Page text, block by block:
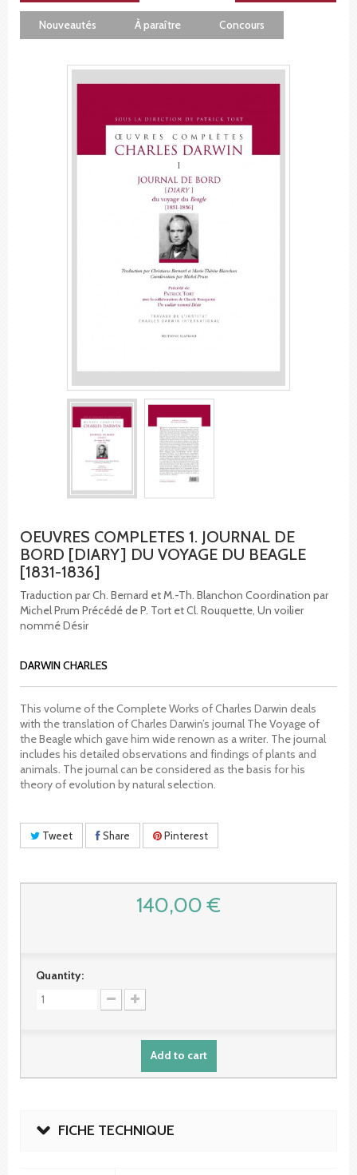
Nouveautés À paraître Concours
OEUVRES COMPLETES 1. JOURNAL DE
BORD [DIARY] DU VOYAGE DU BEAGLE
[1831-1836]
Traduction par Ch. Bernard et M.-Th. Blanchon Coordination par
Michel Prum Précédé de P. Tort et Cl. Rouquette, Un voilier
nommé Désir
DARWIN CHARLES
This volume of the Complete Works of Charles Darwin deals
with the translation of Charles Darwin’s journal The Voyage of
the Beagle which gave him wide renown as a writer. The journal
includes his detailed observations and findings of plants and
animals. The journal can be considered as the basis for his
theory of evolution by natural selection.
Tweet Share Pinterest
140,00 €
Quantity:
Add to cart
FICHE TECHNIQUE